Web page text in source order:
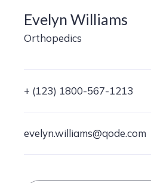
Evelyn Williams
Orthopedics
+ (123) 1800-567-1213
evelyn.williams@qode.com